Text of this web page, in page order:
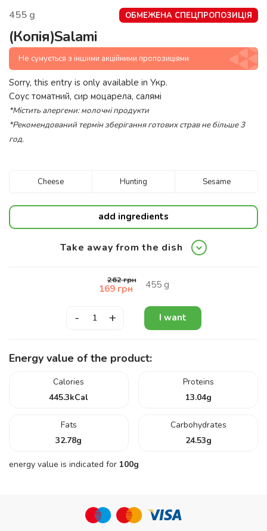
455 g ОБМЕЖЕНА СПЕЦПРОПОЗИЦІЯ
(Копія)Salami
Не сумується з іншими акційними пропозиціями
Sorry, this entry is only available in Укр.
Соус томатний, сир моцарела, салямі
*Містить алергени: молочні продукти
*Рекомендований термін зберігання готових страв не більше 3
год.
Cheese Hunting Sesame
add ingredients
Take away from the dish
262грн
169грн 455g
- + I want
Energy value of the product:
Calories
445.3kCal
Proteins
13.04g
Fats
32.78g
Carbohydrates
24.53g
energy value is indicated for 100g